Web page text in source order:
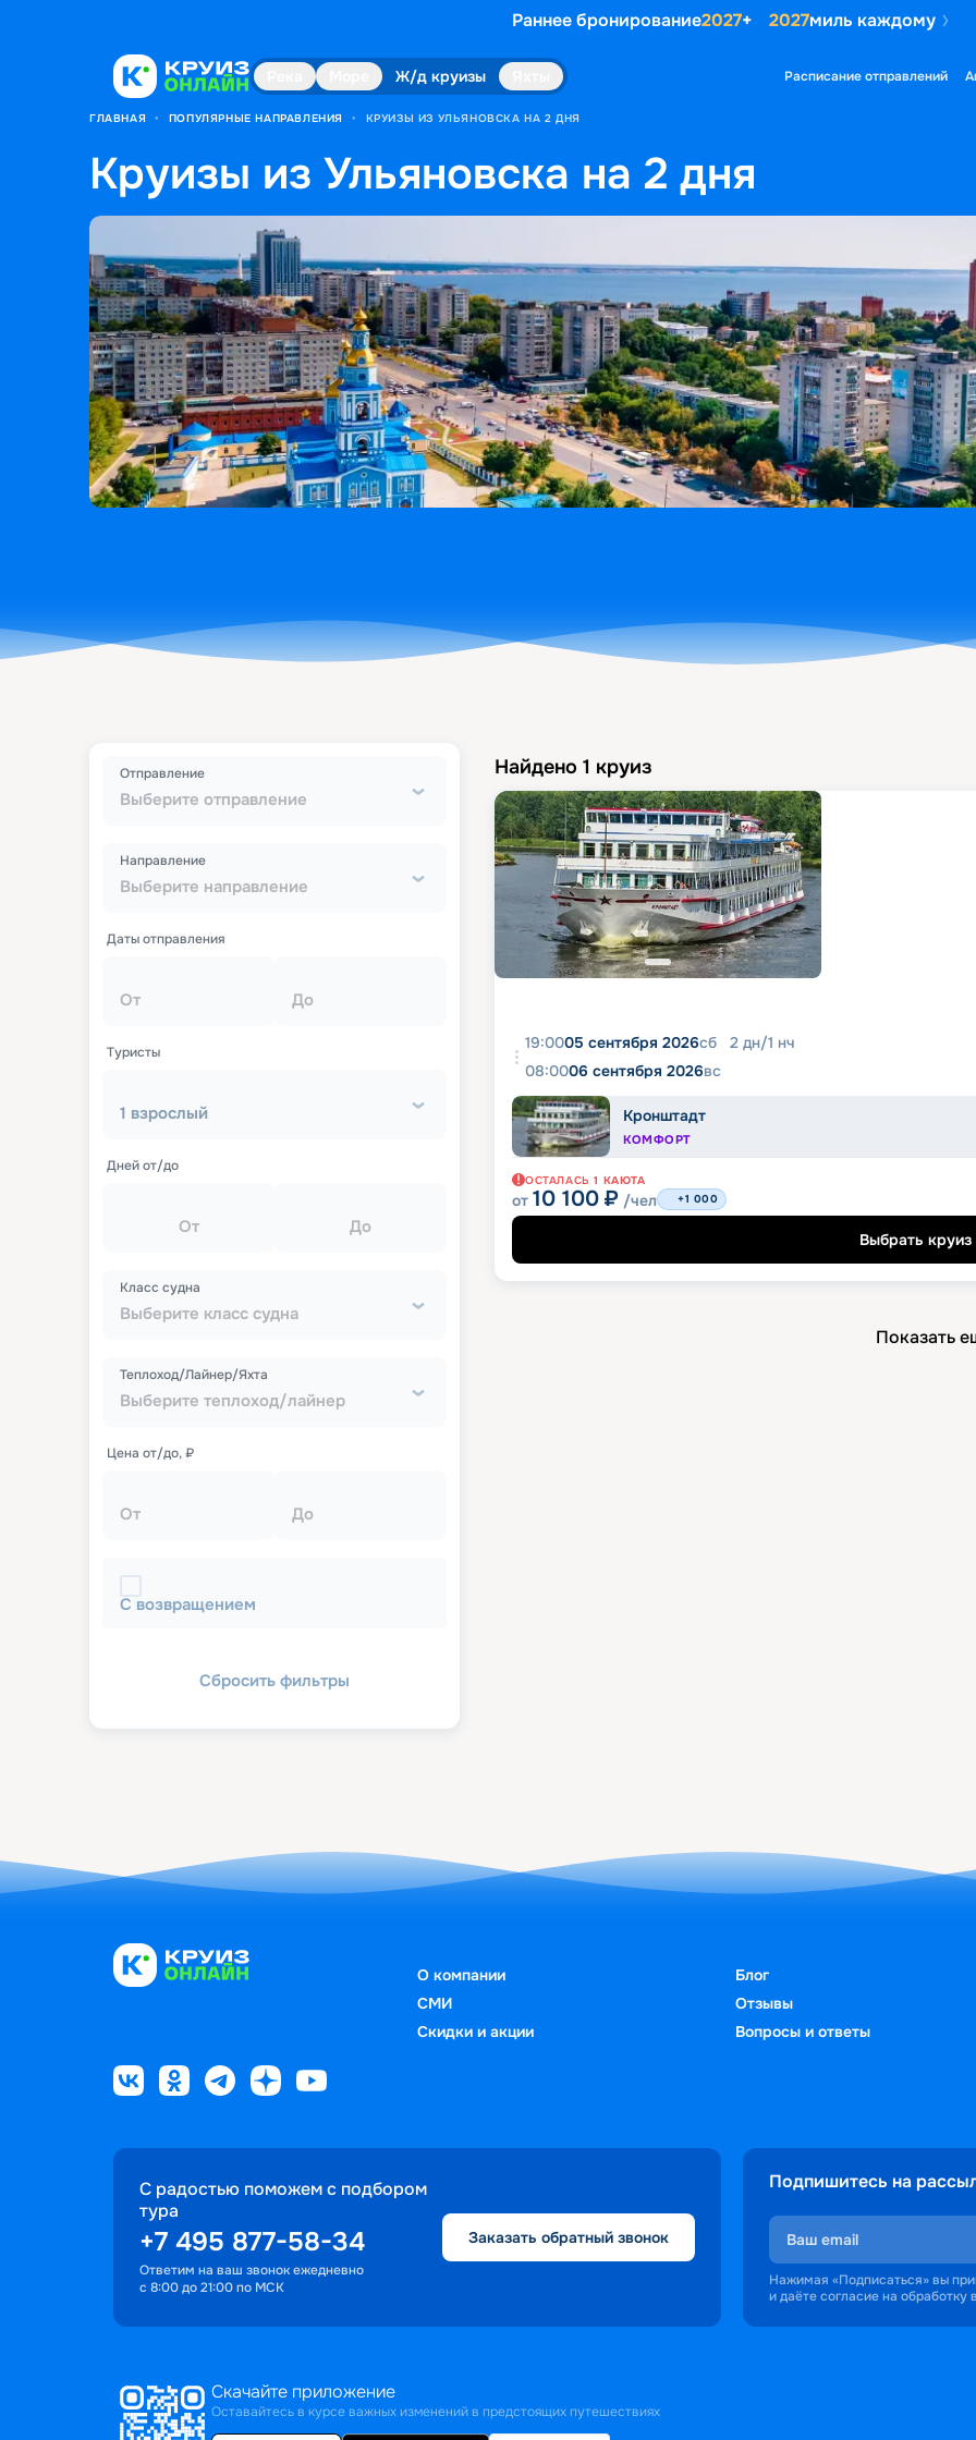
Раннее бронирование2027+ 2027миль каждому
Ж/д круизы Расписание отправлений
ГЛАВНАЯ • ПОПУЛЯРНЫЕ НАПРАВЛЕНИЯ • КРУИЗЫ ИЗ УЛЬЯНОВСКА НА 2 ДНЯ
Круизы из Ульяновска на 2 дня
Выберите отправление
Отправление
Выберите направление
Направление
Даты отправления
От До
Туристы
1 взрослый
Дней от/до
От До
Выберите класс судна
Класс судна
Выберите теплоход/лайнер
Теплоход/Лайнер/Яхта
Цена от/до, ₽
От До
С возвращением
Сбросить фильтры
Найдено 1 круиз
19:0005 сентября 2026сб 2 дн/1 нч
08:0006 сентября 2026вс
Кронштадт
КОМФОРТ
ОСТАЛАСЬ 1 КАЮТА
от 10 100 ₽ /чел +1 000
Выбрать круиз
Показать
О компании
СМИ
Скидки и акции
Блог
Отзывы
Вопросы и ответы
С радостью поможем с подбором
тура
+7 495 877-58-34
Ответим на ваш звонок ежедневно
с 8:00 до 21:00 по МСК
Заказать обратный звонок
Подпишитесь на
Нажимая «Подписаться» вы
и даёте согласие на обработку
Скачайте приложение
Оставайтесь в курсе важных изменений в предстоящих путешествиях